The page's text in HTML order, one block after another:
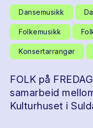
Dansemusikk
Folkemusikk
Konsertarrangør
FOLK på
samarbeid
Kulturhuset i